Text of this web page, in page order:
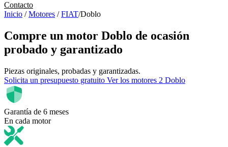
Contacto
Inicio / Motores / FIAT/Doblo
Compre un motor Doblo de ocasión
probado y garantizado
Piezas originales, probadas y garantizadas.
Solicita un presupuesto gratuito Ver los motores 2 Doblo
Garantía de 6 meses
En cada motor